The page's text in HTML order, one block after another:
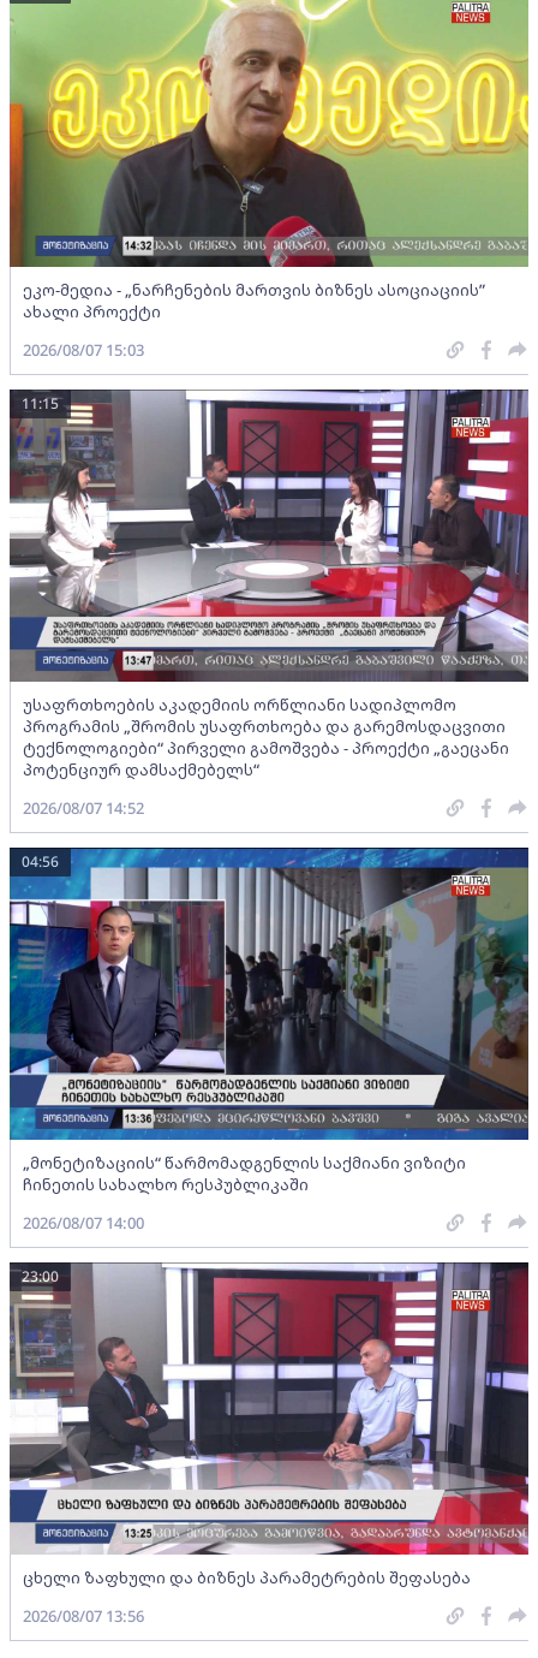
ეკო-მედია - „ნარჩენების მართვის ბიზნეს ასოციაციის”
ახალი პროექტი
2026/08/07 15:03
უსაფრთხოების აკადემიის ორწლიანი სადიპლომო
პროგრამის „შრომის უსაფრთხოება და გარემოსდაცვითი
ტექნოლოგიები“ პირველი გამოშვება - პროექტი „გაეცანი
პოტენციურ დამსაქმებელს“
11:15
2026/08/07 14:52
„მონეტიზაციის“ წარმომადგენლის საქმიანი ვიზიტი
ჩინეთის სახალხო რესპუბლიკაში
04:56
2026/08/07 14:00
ცხელი ზაფხული და ბიზნეს პარამეტრების შეფასება
23:00
2026/08/07 13:56